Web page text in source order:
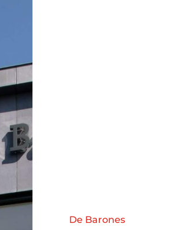
De Barones